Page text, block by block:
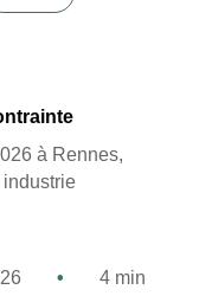
à Rennes,
industrie
• 4 min